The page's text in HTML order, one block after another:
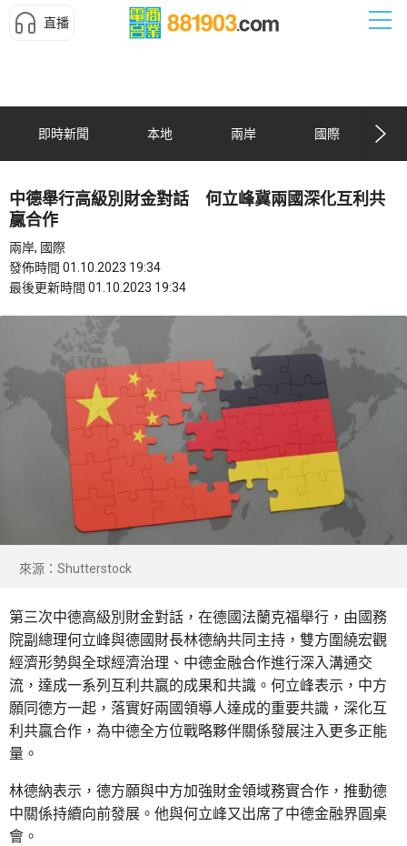
直播
即時新聞 本地 兩岸 國際
中德舉行高級別財金對話 何立峰冀兩國深化互利共
贏合作
兩岸, 國際
發佈時間 01.10.2023 19:34
最後更新時間 01.10.2023 19:34
來源：Shutterstock
第三次中德高級別財金對話，在德國法蘭克福舉行，由國務
院副總理何立峰與德國財長林德納共同主持，雙方圍繞宏觀
經濟形勢與全球經濟治理、中德金融合作進行深入溝通交
流，達成一系列互利共贏的成果和共識。何立峰表示，中方
願同德方一起，落實好兩國領導人達成的重要共識，深化互
利共贏合作，為中德全方位戰略夥伴關係發展注入更多正能
量。
林德納表示，德方願與中方加強財金領域務實合作，推動德
中關係持續向前發展。他與何立峰又出席了中德金融界圓桌
會。